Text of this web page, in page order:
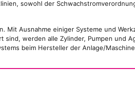
sowohl der
Mit Ausnahme einiger Systeme und
werden alle Zylinder, Pumpen und
beim Hersteller der Anlage/